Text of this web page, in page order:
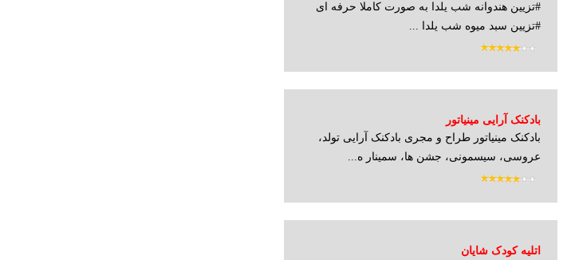
#تزیین هندوانه شب یلدا به صورت کاملا حرفه ای
#تزیین سبد میوه شب یلدا ...
بادکنک آرایی مینیاتور
بادکنک مینیاتور طراح و مجری بادکنک آرایی تولد،
عروسی، سیسمونی، جشن ها، سمینار ه...
اتلیه کودک شایان